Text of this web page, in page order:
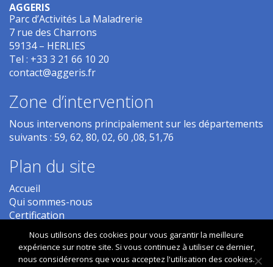
AGGERIS
Parc d’Activités La Maladrerie
7 rue des Charrons
59134– HERLIES
Tel : +33 3 21 66 10 20
contact@aggeris.fr
Zone d’intervention
Nous intervenons principalement sur les départements
suivants : 59, 62, 80, 02, 60 ,08, 51,76
Plan du site
Accueil
Qui sommes-nous
Certification
Etude des sols
Diagnostic
Contrôles et Expertises
Nous utilisons des cookies pour vous garantir la meilleure
expérience sur notre site. Si vous continuez à utiliser ce dernier,
nous considérerons que vous acceptez l'utilisation des cookies.